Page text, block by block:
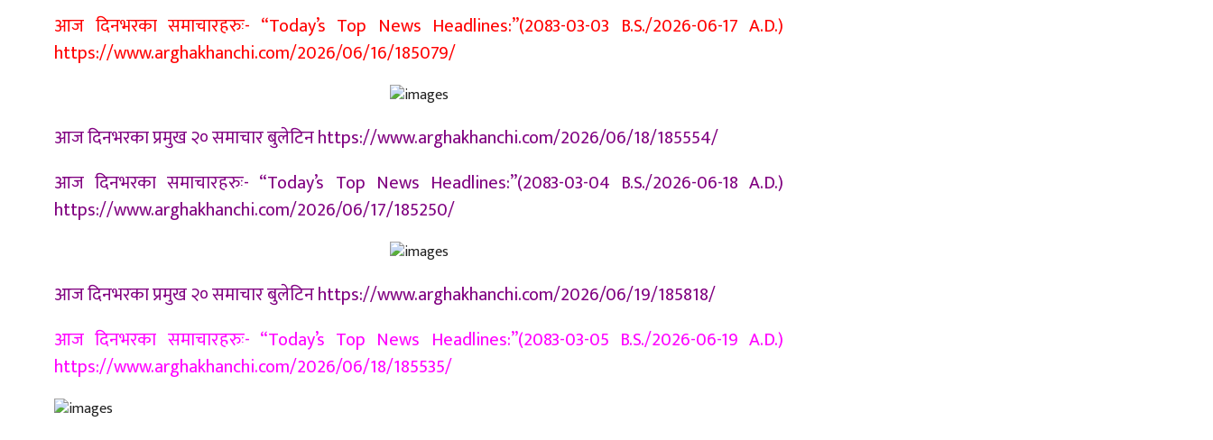
आज दिनभरका समाचारहरुः- “Today’s Top News Headlines:”(2083-03-03 B.S./2026-06-17 A.D.)
https://www.arghakhanchi.com/2026/06/16/185079/
आज दिनभरका प्रमुख २० समाचार बुलेटिन https://www.arghakhanchi.com/2026/06/18/185554/
आज दिनभरका समाचारहरुः- “Today’s Top News Headlines:”(2083-03-04 B.S./2026-06-18 A.D.)
https://www.arghakhanchi.com/2026/06/17/185250/
आज दिनभरका प्रमुख २० समाचार बुलेटिन https://www.arghakhanchi.com/2026/06/19/185818/
आज दिनभरका समाचारहरुः- “Today’s Top News Headlines:”(2083-03-05 B.S./2026-06-19 A.D.)
https://www.arghakhanchi.com/2026/06/18/185535/